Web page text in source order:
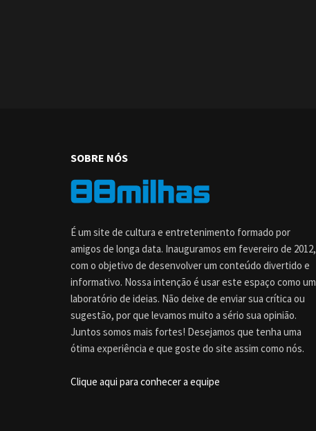
SOBRE NÓS
É um site de cultura e entretenimento formado por
amigos de longa data. Inauguramos em fevereiro de 2012,
com o objetivo de desenvolver um conteúdo divertido e
informativo. Nossa intenção é usar este espaço como um
laboratório de ideias. Não deixe de enviar sua crítica ou
sugestão, por que levamos muito a sério sua opinião.
Juntos somos mais fortes! Desejamos que tenha uma
ótima experiência e que goste do site assim como nós.
Clique aqui para conhecer a equipe